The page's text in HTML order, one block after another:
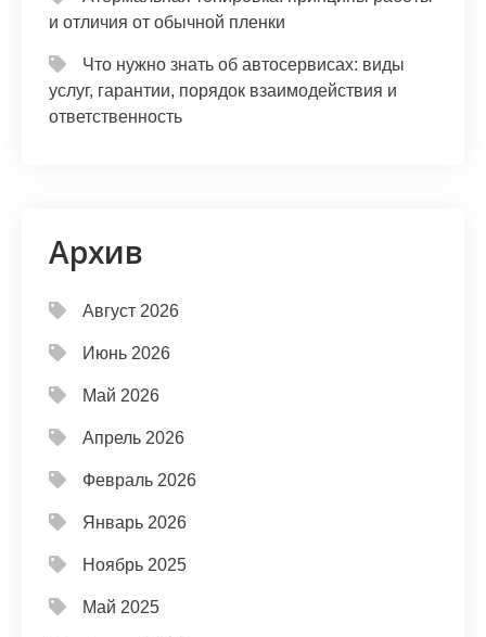
и отличия от обычной пленки
Что нужно знать об автосервисах: виды
услуг, гарантии, порядок взаимодействия и
ответственность
Архив
Август 2026
Июнь 2026
Май 2026
Апрель 2026
Февраль 2026
Январь 2026
Ноябрь 2025
Май 2025